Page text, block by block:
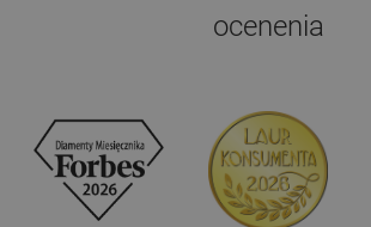
ocenenia